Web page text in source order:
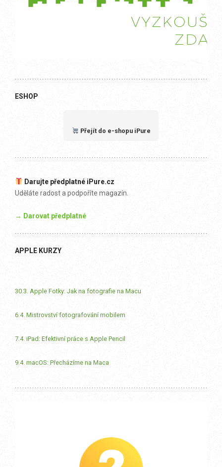
ESHOP
Přejít do e-shopu iPure
Darujte předplatné iPure.cz
Uděláte radost a podpoříte magazín.
→ Darovat předplatné
APPLE KURZY
30.3. Apple Fotky: Jak na fotografie na Macu
6.4. Mistrovství fotografování mobilem
7.4. iPad: Efektivní práce s Apple Pencil
9.4. macOS: Přecházíme na Maca